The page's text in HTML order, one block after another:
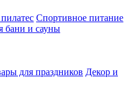
Спортивное питание
бани и сауны
для праздников Декор и